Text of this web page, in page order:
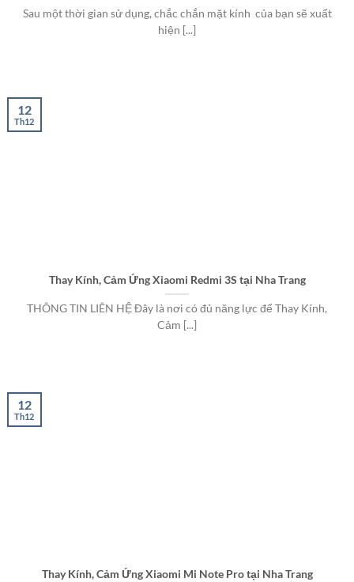
Sau một thời gian sử dụng, chắc chắn mặt kính của bạn sẽ xuất
hiện [...]
Thay Kính, Cảm Ứng Xiaomi Redmi 3S tại Nha Trang
THÔNG TIN LIÊN HỆ Đây là nơi có đủ năng lực để Thay Kính,
Cảm [...]
12
Th12
Thay Kính, Cảm Ứng Xiaomi Mi Note Pro tại Nha Trang
12
Th12